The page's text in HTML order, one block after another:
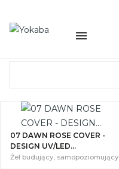
07 DAWN ROSE COVER -
DESIGN UV/LED...
Żel budujący, samopoziomujący